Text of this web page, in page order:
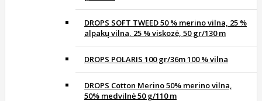
DROPS SOFT TWEED 50 % merino vilna, 25 %
alpakų vilna, 25 % viskozė, 50 gr/130 m
DROPS POLARIS 100 gr/36m 100 % vilna
DROPS Cotton Merino 50% merino vilna,
50% medvilnė 50 g/110 m